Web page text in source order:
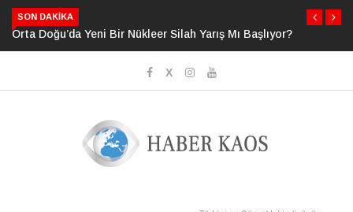
SON DAKIKA
Bir Nükleer Silah Yarış Mı Başlıyor?Neden Bildiğimizden Daha
Sanıyoruz?